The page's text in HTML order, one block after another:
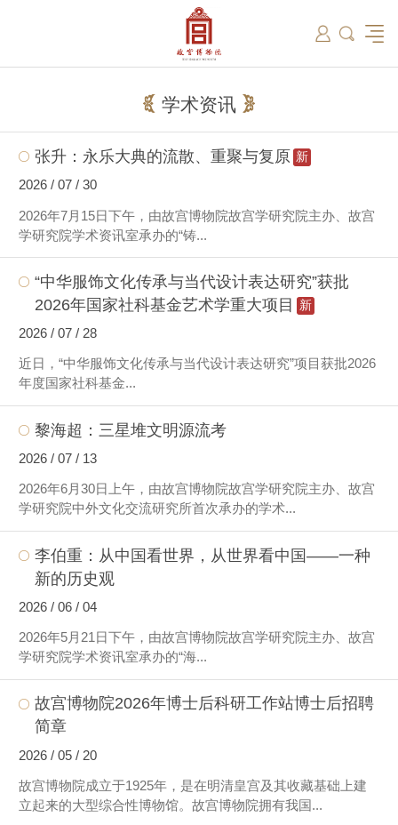
国际博协培训中心
故宫志愿者
数字多宝阁 数字文物库
故宫博物院院刊
学术资讯
张升：永乐大典的流散、重聚与复原 新
2026 / 07 / 30
2026年7月15日下午，由故宫博物院故宫学研究院主办、故宫
学研究院学术资讯室承办的“铸...
“中华服饰文化传承与当代设计表达研究”获批
2026年国家社科基金艺术学重大项目
新
2026 / 07 / 28
近日，“中华服饰文化传承与当代设计表达研究”项目获批2026
年度国家社科基金...
黎海超：三星堆文明源流考
2026 / 07 / 13
2026年6月30日上午，由故宫博物院故宫学研究院主办、故宫
学研究院中外文化交流研究所首次承办的学术...
李伯重：从中国看世界，从世界看中国——一种
新的历史观
2026 / 06 / 04
2026年5月21日下午，由故宫博物院故宫学研究院主办、故宫
学研究院学术资讯室承办的“海...
故宫博物院2026年博士后科研工作站博士后招聘
简章
2026 / 05 / 20
故宫博物院成立于1925年，是在明清皇宫及其收藏基础上建
立起来的大型综合性博物馆。故宫博物院拥有我国...